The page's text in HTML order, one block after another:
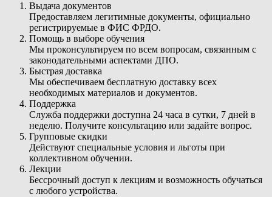
Выдача документов
Предоставляем легитимные документы, официально
регистрируемые в ФИС ФРДО.
Помощь в выборе обучения
Мы проконсультируем по всем вопросам, связанным с
законодательными аспектами ДПО.
Быстрая доставка
Мы обеспечиваем бесплатную доставку всех
необходимых материалов и документов.
Поддержка
Служба поддержки доступна 24 часа в сутки, 7 дней в
неделю. Получите консультацию или задайте вопрос.
Групповые скидки
Действуют специальные условия и льготы при
коллективном обучении.
Лекции
Бессрочный доступ к лекциям и возможность обучаться
с любого устройства.